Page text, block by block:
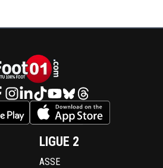
LIGUE 2
ASSE